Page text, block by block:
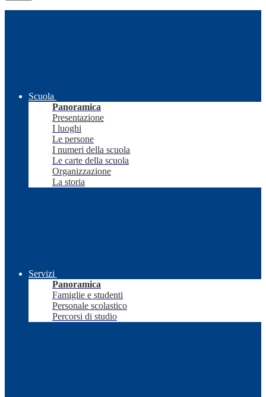
Scuola
Panoramica
Presentazione
I luoghi
Le persone
I numeri della scuola
Le carte della scuola
Organizzazione
La storia
Servizi
Panoramica
Famiglie e studenti
Personale scolastico
Percorsi di studio